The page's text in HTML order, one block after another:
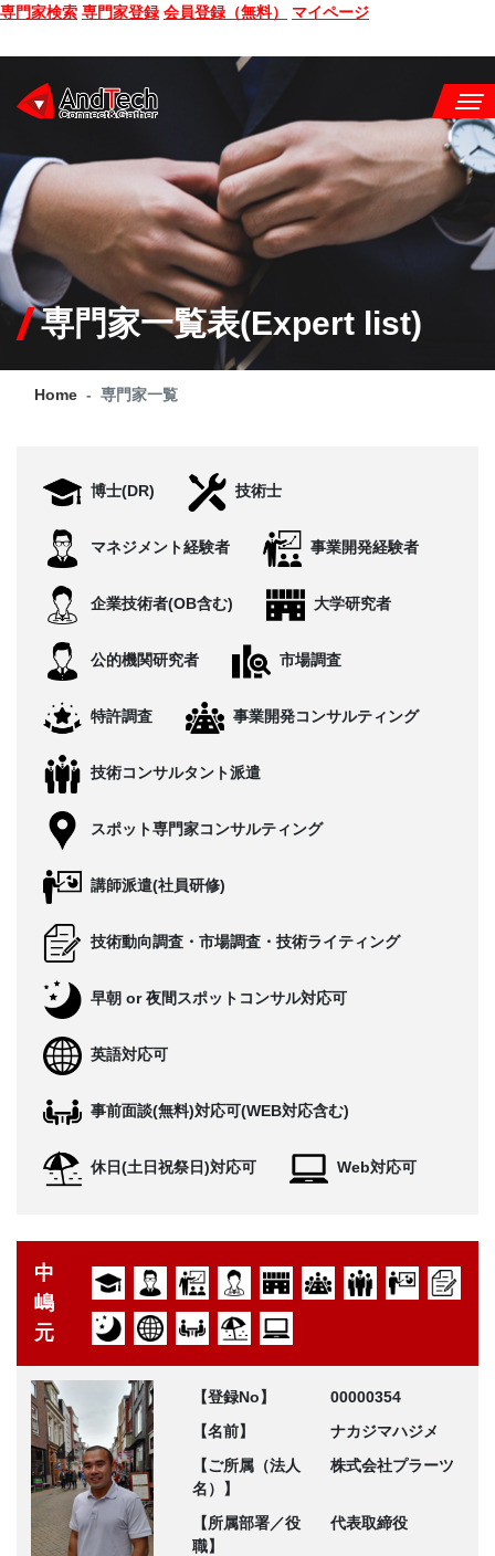
専門家検索 専門家登録 会員登録（無料） マイページ
SEMINAR
BOOK
CONSULTING
SERVICE
Q&A
CONTACT
専門家一覧表(Expert list)
Home 専門家一覧
博士(DR) 技術士
マネジメント経験者 事業開発経験者
企業技術者(OB含む) 大学研究者
公的機関研究者 市場調査
特許調査 事業開発コンサルティング
技術コンサルタント派遣
スポット専門家コンサルティング
講師派遣(社員研修)
技術動向調査・市場調査・技術ライティング
早朝 or 夜間スポットコンサル対応可
英語対応可
事前面談(無料)対応可(WEB対応含む)
休日(土日祝祭日)対応可 Web対応可
中
嶋
元
【登録No】
00000354
【名前】
ナカジマハジメ
【ご所属（法人
名）】
株式会社プラーツ
【所属部署／役
職】
代表取締役